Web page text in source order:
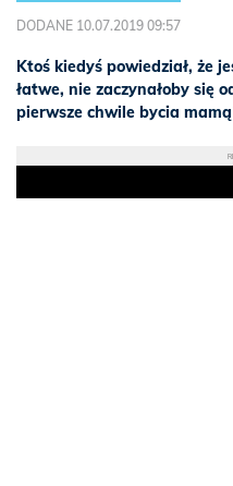
DODANE 10.07.2019 09:57
Ktoś kiedyś powiedział, że
łatwe, nie zaczynałoby się
pierwsze chwile bycia